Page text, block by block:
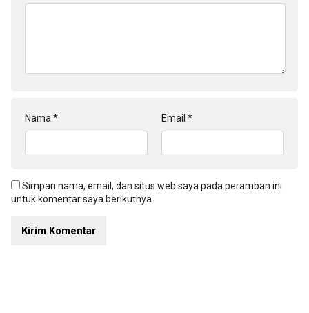
Nama * Email *
Simpan nama, email, dan situs web saya pada peramban ini
untuk komentar saya berikutnya.